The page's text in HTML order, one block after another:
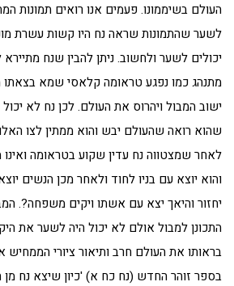
העולם בשיממונו. פעמים אנו רואים תמונות
לשער שהתמונות שראה נח היו קשות עשרת
יכולים לשער ולחשוב. ניתן להבין שנח
מתנהג כמו נפגע טראומה קלאסי שמא בצאתו
ישוב המבול ויהרוס את העולם. לכן נח לא
שהוא רואה שהעולם יבש והוא ממתין לצו
לאחר שמצטווה נח עדין שקוע בטראומה
והוא יוצא עם בניו לחוד ולאחר מכן הנשים
יחזור והיאך יצא עם אשתו ויקים משפחה?.
התכונן למבול אולם לא יכול היה לשער את
בראותו את העולם חרב ותיאור ציורי הממחיש
בספר זוהר החדש (נח כח א) 'כיון שיצא נח